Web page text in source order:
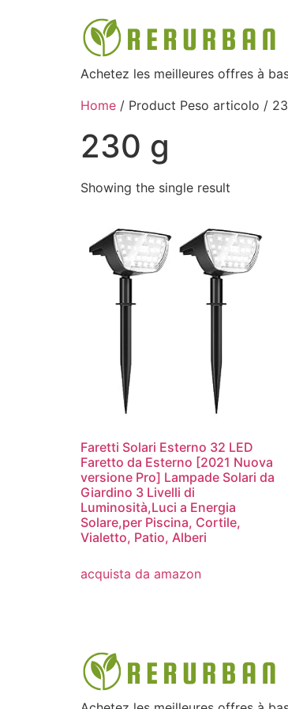
Achetez les meilleures offres à
Home / Product Peso articolo /
‎230 g
Showing the single result
Faretti Solari Esterno 32 LED
Faretto da Esterno [2021 Nuova
versione Pro] Lampade Solari da
Giardino 3 Livelli di
Luminosità,Luci a Energia
Solare,per Piscina, Cortile,
Vialetto, Patio, Alberi
acquista da amazon